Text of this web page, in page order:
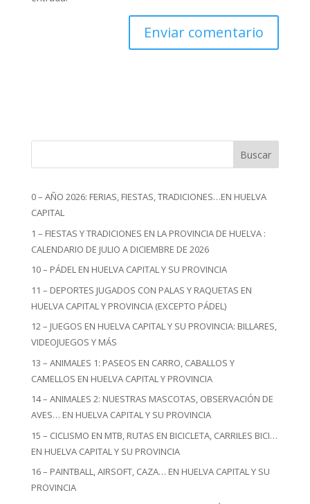
Buscar
0 – AÑO 2026: FERIAS, FIESTAS, TRADICIONES…EN HUELVA
CAPITAL
1 – FIESTAS Y TRADICIONES EN LA PROVINCIA DE HUELVA :
CALENDARIO DE JULIO A DICIEMBRE DE 2026
10 – PÁDEL EN HUELVA CAPITAL Y SU PROVINCIA
11 – DEPORTES JUGADOS CON PALAS Y RAQUETAS EN
HUELVA CAPITAL Y PROVINCIA (EXCEPTO PÁDEL)
12 – JUEGOS EN HUELVA CAPITAL Y SU PROVINCIA: BILLARES,
VIDEOJUEGOS Y MÁS
13 – ANIMALES 1: PASEOS EN CARRO, CABALLOS Y
CAMELLOS EN HUELVA CAPITAL Y PROVINCIA
14 – ANIMALES 2: NUESTRAS MASCOTAS, OBSERVACIÓN DE
AVES… EN HUELVA CAPITAL Y SU PROVINCIA
15 – CICLISMO EN MTB, RUTAS EN BICICLETA, CARRILES BICI…
EN HUELVA CAPITAL Y SU PROVINCIA
16 – PAINTBALL, AIRSOFT, CAZA… EN HUELVA CAPITAL Y SU
PROVINCIA